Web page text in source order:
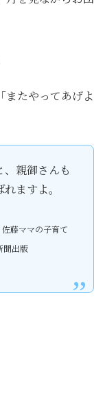
またやってあげよ
親御さんも
ますよ。
藤ママの子育て
聞出版